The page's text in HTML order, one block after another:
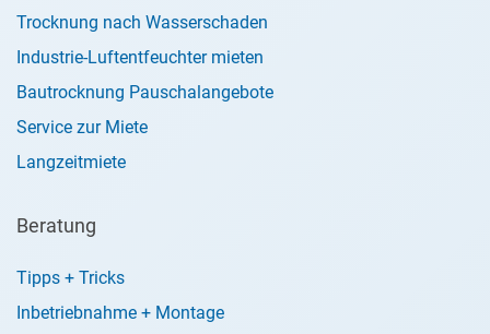
Trocknung nach Wasserschaden
Industrie-Luftentfeuchter mieten
Bautrocknung Pauschalangebote
Service zur Miete
Langzeitmiete
Beratung
Tipps + Tricks
Inbetriebnahme + Montage